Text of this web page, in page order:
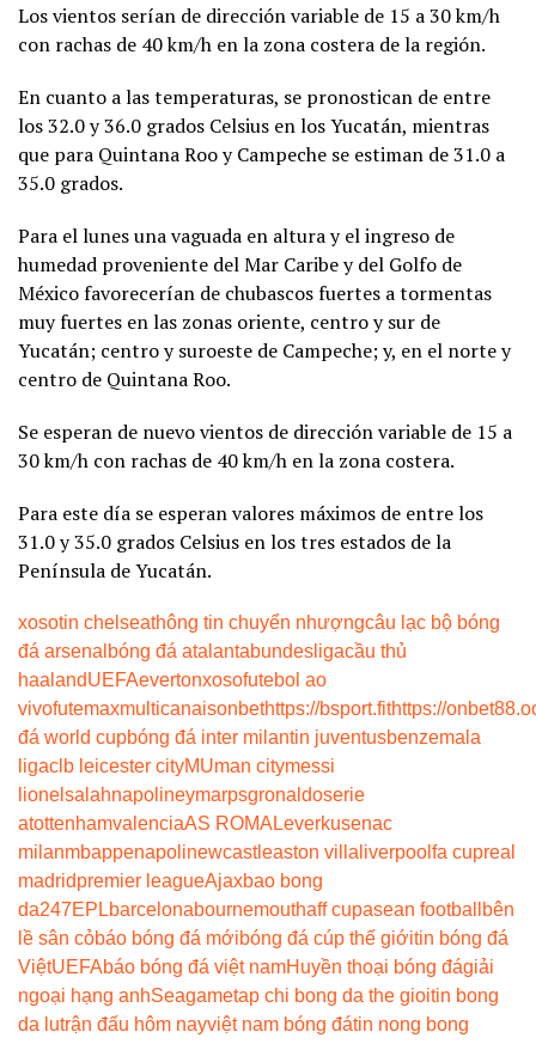
Los vientos serían de dirección variable de 15 a 30 km/h
con rachas de 40 km/h en la zona costera de la región.
En cuanto a las temperaturas, se pronostican de entre
los 32.0 y 36.0 grados Celsius en los Yucatán, mientras
que para Quintana Roo y Campeche se estiman de 31.0 a
35.0 grados.
Para el lunes una vaguada en altura y el ingreso de
humedad proveniente del Mar Caribe y del Golfo de
México favorecerían de chubascos fuertes a tormentas
muy fuertes en las zonas oriente, centro y sur de
Yucatán; centro y suroeste de Campeche; y, en el norte y
centro de Quintana Roo.
Se esperan de nuevo vientos de dirección variable de 15 a
30 km/h con rachas de 40 km/h en la zona costera.
Para este día se esperan valores máximos de entre los
31.0 y 35.0 grados Celsius en los tres estados de la
Península de Yucatán.
xosotin chelseathông tin chuyển nhượngcâu lạc bộ bóng
đá arsenal bóng đá atalantabundesligacầu thủ
haalandUEFAevertonxosofutebol ao
vivofutemaxmulticanaisonbethttps://bsport.fithttps://
đá world cupbóng đá inter milantin juventusbenzema la
ligaclb leicester cityMUman citymessi
lionel salahnapolineymarpsgronaldoserie
atottenhamvalenciaAS ROMA Leverkusenac
milanmbappenapolinewcastleaston villa liverpool fa cupreal
madridpremier leagueAjaxbao bong
da247EPLbarcelonabournemouthaff cupasean football
bên
lề sân cỏbáo bóng đá mớibóng đá cúp thế giớitin bóng đá
ViệtUEFAbáo bóng đá việt namHuyền thoại bóng đágiải
ngoại hạng anhSeagametap chi bong da the gioitin bong
da lutrận đấu hôm nayviệt nam bóng đátin nong bong